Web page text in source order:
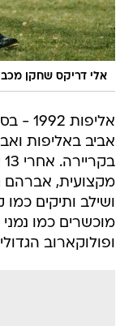
אלי דריקס שחקן
אביב באליפות
מקצועית, אברהם
ושילב ותיקים כמו
מוכשרים כמו
ופולוקארוב